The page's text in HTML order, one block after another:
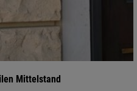
Mittelstand